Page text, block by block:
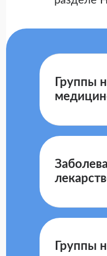
Группы
Группы